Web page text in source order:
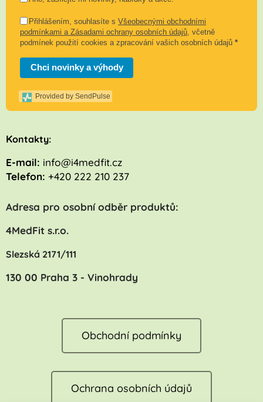
Přihlášením, souhlasíte s Všeobecnými obchodními
podmínkami a Zásadami ochrany osobních údajů, včetně
podmínek použití cookies a zpracování vašich osobních údajů *
Chci novinky a výhody
Provided by SendPulse
Kontakty:
E-mail: info@i4medfit.cz
Telefon: +420 222 210 237
Adresa pro osobní odběr produktů:
4MedFit s.r.o.
Slezská 2171/111
130 00 Praha 3 - Vinohrady
Obchodní podmínky
Ochrana osobních údajů